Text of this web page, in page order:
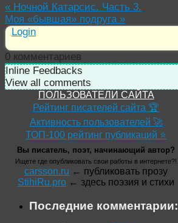
« Ночной Катарсис. Часть 3.
Моя «бывшая» подруга »
Login
0 комментариев
Inline Feedbacks
View all comments
ПОЛЬЗОВАТЕЛИ САЙТА
Рейтинг писателей сайта 🏆
Активность пользователей 🚀
ТОП-100 рейтинг публикаций ⭐
Вы писатель, поэт, начинающий автор?
Ищете где опубликовать свои работы в интернете?!
carsson.ru ← публиковать прозу
StihiRu.pro ← здесь поэзия и стихи
Последние комментарии: